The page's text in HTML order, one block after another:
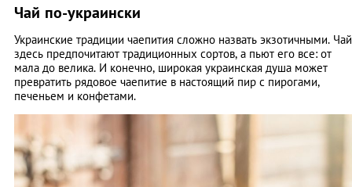
Чай по-украински
Украинские традиции чаепития сложно назвать экзотичными. Чай
здесь предпочитают традиционных сортов, а пьют его все: от
мала до велика. И конечно, широкая украинская душа может
превратить рядовое чаепитие в настоящий пир с пирогами,
печеньем и конфетами.